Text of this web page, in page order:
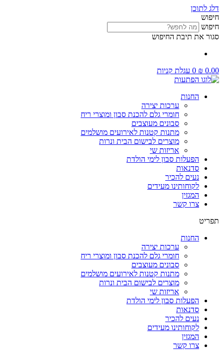
דלג לתוכן
חיפוש
חיפוש
סגור את תיבת החיפוש
₪ 0.00
0 עגלת קניות
החנות
ערכות יצירה
חומרי גלם להכנת סבון ומוצרי ריח
סבונים מעוצבים
מתנות קטנות לאירועים מושלמים
מוצרים לבישום הבית ונרות
אריזות שי
הפעלות סבון לימי הולדת
סדנאות
נעים להכיר
לקוחותינו מעידים
המגזין
צרו קשר
תפריט
החנות
ערכות יצירה
חומרי גלם להכנת סבון ומוצרי ריח
סבונים מעוצבים
מתנות קטנות לאירועים מושלמים
מוצרים לבישום הבית ונרות
אריזות שי
הפעלות סבון לימי הולדת
סדנאות
נעים להכיר
לקוחותינו מעידים
המגזין
צרו קשר